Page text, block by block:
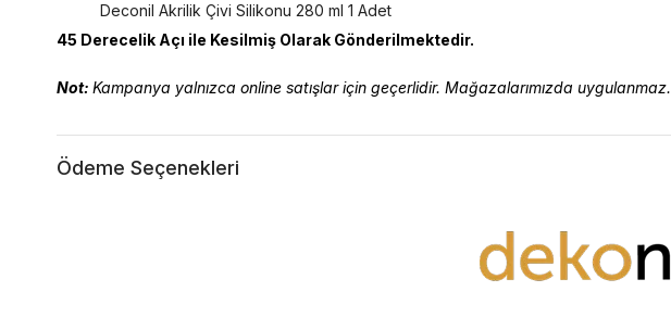
Deconil Akrilik Çivi Silikonu 280 ml 1 Adet
45 Derecelik Açı ile Kesilmiş Olarak Gönderilmektedir.
Not: Kampanya yalnızca online satışlar için geçerlidir. Mağazalarımızda uygulanmaz.
Ödeme Seçenekleri